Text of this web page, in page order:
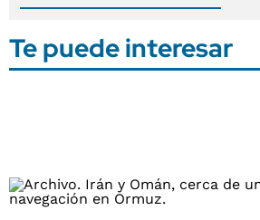
Te puede interesar